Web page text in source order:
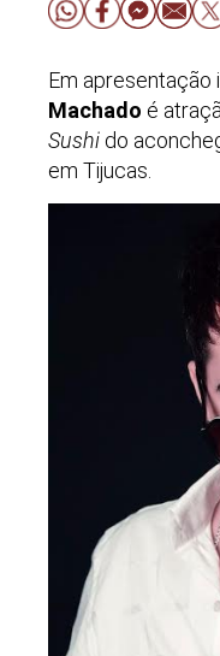
Em apresentação
Machado é
Sushi do
em Tijucas.